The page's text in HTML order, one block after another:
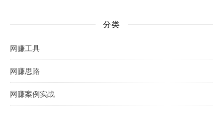
分类
网赚工具
网赚思路
网赚案例实战